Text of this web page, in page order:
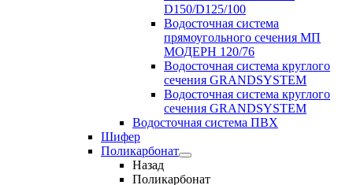
D150/D125/100
Водосточная система
прямоугольного сечения МП
МОДЕРН 120/76
Водосточная система круглого
сечения GRANDSYSTEM
Водосточная система круглого
сечения GRANDSYSTEM
Водосточная система ПВХ
Шифер
Поликарбонат
Назад
Поликарбонат